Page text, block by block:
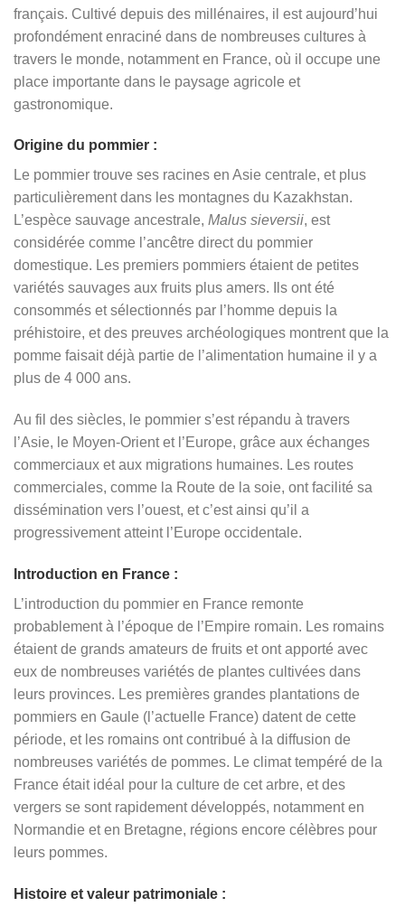
français. Cultivé depuis des millénaires, il est aujourd’hui
profondément enraciné dans de nombreuses cultures à
travers le monde, notamment en France, où il occupe une
place importante dans le paysage agricole et
gastronomique.
Origine du pommier :
Le pommier trouve ses racines en Asie centrale, et plus
particulièrement dans les montagnes du Kazakhstan.
L’espèce sauvage ancestrale, Malus sieversii, est
considérée comme l’ancêtre direct du pommier
domestique. Les premiers pommiers étaient de petites
variétés sauvages aux fruits plus amers. Ils ont été
consommés et sélectionnés par l’homme depuis la
préhistoire, et des preuves archéologiques montrent que la
pomme faisait déjà partie de l’alimentation humaine il y a
plus de 4 000 ans.
Au fil des siècles, le pommier s’est répandu à travers
l’Asie, le Moyen-Orient et l’Europe, grâce aux échanges
commerciaux et aux migrations humaines. Les routes
commerciales, comme la Route de la soie, ont facilité sa
dissémination vers l’ouest, et c’est ainsi qu’il a
progressivement atteint l’Europe occidentale.
Introduction en France :
L’introduction du pommier en France remonte
probablement à l’époque de l’Empire romain. Les romains
étaient de grands amateurs de fruits et ont apporté avec
eux de nombreuses variétés de plantes cultivées dans
leurs provinces. Les premières grandes plantations de
pommiers en Gaule (l’actuelle France) datent de cette
période, et les romains ont contribué à la diffusion de
nombreuses variétés de pommes. Le climat tempéré de la
France était idéal pour la culture de cet arbre, et des
vergers se sont rapidement développés, notamment en
Normandie et en Bretagne, régions encore célèbres pour
leurs pommes.
Histoire et valeur patrimoniale :